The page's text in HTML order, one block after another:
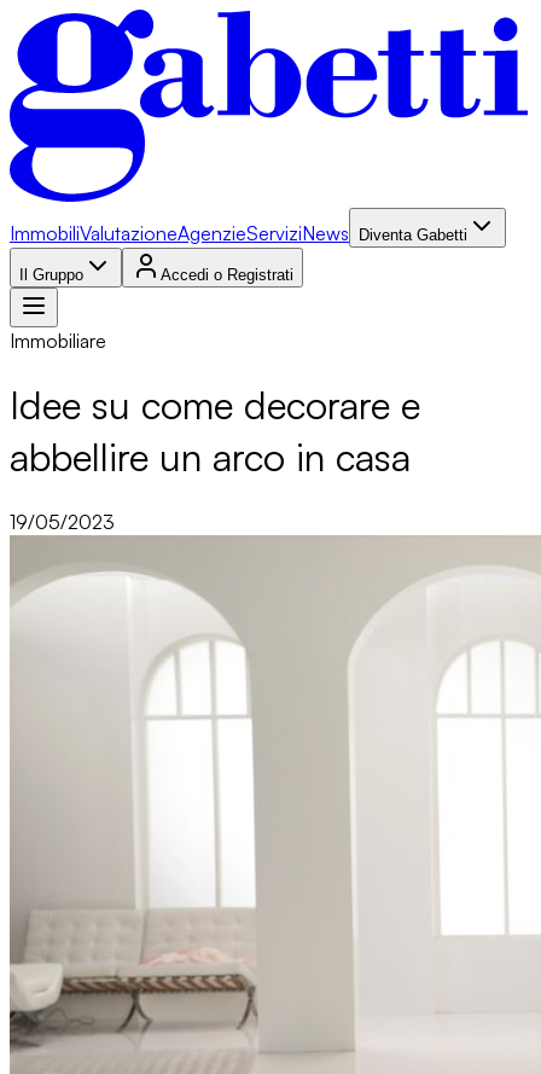
ImmobiliValutazioneAgenzieServiziNews Diventa Gabetti
Il Gruppo Accedi o Registrati
Immobiliare
Idee su come decorare e
abbellire un arco in casa
19/05/2023